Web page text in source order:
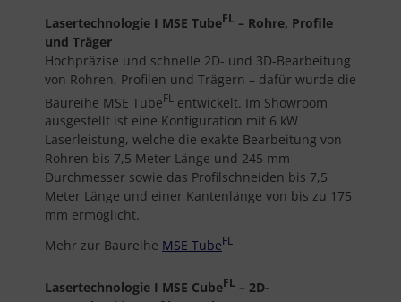
Lasertechnologie I MSE TubeFL – Rohre, Profile
und Träger
Hochpräzise und schnelle 2D- und 3D-Bearbeitung
von Rohren, Profilen und Trägern – dafür wurde die
Baureihe MSE TubeFL entwickelt. Im Showroom
ausgestellt ist eine Konfiguration mit 6 kW
Laserleistung, welche die exakte Bearbeitung von
Rohren bis 7,5 Meter Länge und 245 mm
Durchmesser sowie das Profilschneiden bis 7,5
Meter Länge und einer Kantenlänge von bis zu 175
mm ermöglicht.
Mehr zur Baureihe MSE TubeFL
Lasertechnologie I MSE CubeFL – 2D-